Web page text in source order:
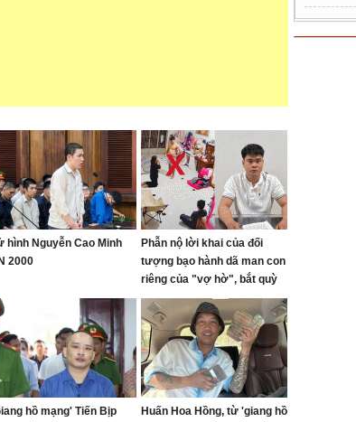
hình Nguyễn Cao Minh
2000
Phẫn nộ lời khai của đối
tượng bạo hành dã man con
riêng của "vợ hờ", bắt quỳ
gối đến 1 giờ sáng
hồ mạng' Tiến Bịp
Huấn Hoa Hồng, từ 'giang hồ